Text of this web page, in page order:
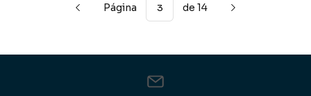
Página de 14